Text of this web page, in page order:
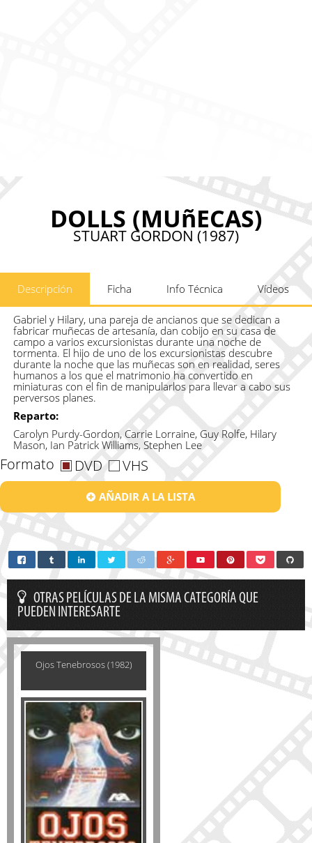
DOLLS (MUñECAS)
STUART GORDON (1987)
Descripción Ficha Info Técnica Vídeos
Gabriel y Hilary, una pareja de ancianos que se dedican a
fabricar muñecas de artesanía, dan cobijo en su casa de
campo a varios excursionistas durante una noche de
tormenta. El hijo de uno de los excursionistas descubre
durante la noche que las muñecas son en realidad, seres
humanos a los que el matrimonio ha convertido en
miniaturas con el fin de manipularlos para llevar a cabo sus
perversos planes.
Reparto:
Carolyn Purdy-Gordon, Carrie Lorraine, Guy Rolfe, Hilary
Mason, Ian Patrick Williams, Stephen Lee
Formato DVD VHS
AÑADIR A LA LISTA
OTRAS PELÍCULAS DE LA MISMA CATEGORÍA QUE
PUEDEN INTERESARTE
Ojos Tenebrosos (1982)